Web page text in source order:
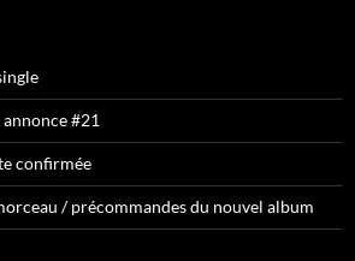
#21
confirmée
/ précommandes du nouvel album